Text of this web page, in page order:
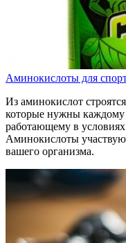
Аминокислоты для
Из аминокислот
которые нужны каждому
работающему в
Аминокислоты
вашего организма.